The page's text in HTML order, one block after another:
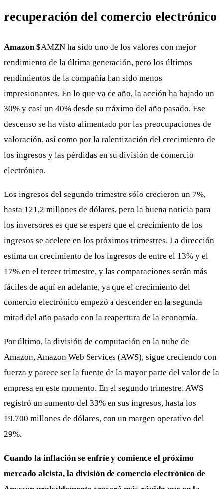
recuperación del comercio electrónico
Amazon $AMZN ha sido uno de los valores con mejor
rendimiento de la última generación, pero los últimos
rendimientos de la compañía han sido menos
impresionantes. En lo que va de año, la acción ha bajado un
30% y casi un 40% desde su máximo del año pasado. Ese
descenso se ha visto alimentado por las preocupaciones de
valoración, así como por la ralentización del crecimiento de
los ingresos y las pérdidas en su división de comercio
electrónico.
Los ingresos del segundo trimestre sólo crecieron un 7%,
hasta 121,2 millones de dólares, pero la buena noticia para
los inversores es que se espera que el crecimiento de los
ingresos se acelere en los próximos trimestres. La dirección
estima un crecimiento de los ingresos de entre el 13% y el
17% en el tercer trimestre, y las comparaciones serán más
fáciles de aquí en adelante, ya que el crecimiento del
comercio electrónico empezó a descender en la segunda
mitad del año pasado con la reapertura de la economía.
Por último, la división de computación en la nube de
Amazon, Amazon Web Services (AWS), sigue creciendo con
fuerza y parece ser la fuente de la mayor parte del valor de la
empresa en este momento. En el segundo trimestre, AWS
registró un aumento del 33% en sus ingresos, hasta los
19.700 millones de dólares, con un margen operativo del
29%.
Cuando la inflación se enfríe y comience el próximo
mercado alcista, la división de comercio electrónico de